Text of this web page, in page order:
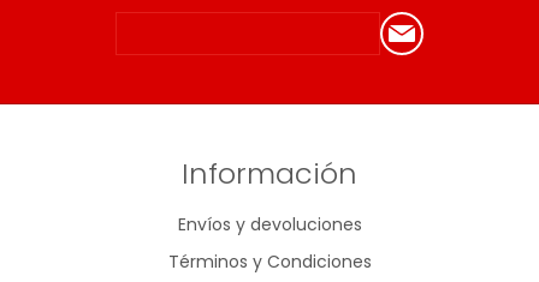
Información
Envíos y devoluciones
Términos y Condiciones